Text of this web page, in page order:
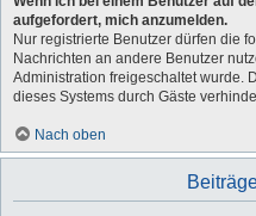
aufgefordert, mich anzumelden.
Nur registrierte Benutzer dürfen die
Nachrichten an andere Benutzer
Administration freigeschaltet wurde.
dieses Systems durch Gäste
Nach oben